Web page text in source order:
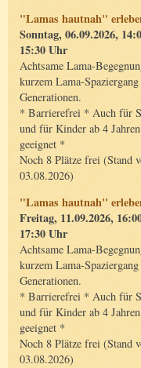
"Lamas hautnah"
Sonntag, 06.09.2026,
15:30 Uhr
Achtsame Lama-
kurzem Lama-
Generationen.
* Barrierefrei * Auch für
und für Kinder ab 4 Jahren
geeignet *
Noch 8 Plätze frei (Stand
03.08.2026)
"Lamas hautnah"
Freitag, 11.09.2026,
17:30 Uhr
Achtsame Lama-
kurzem Lama-
Generationen.
* Barrierefrei * Auch für
und für Kinder ab 4 Jahren
geeignet *
Noch 8 Plätze frei (Stand
03.08.2026)